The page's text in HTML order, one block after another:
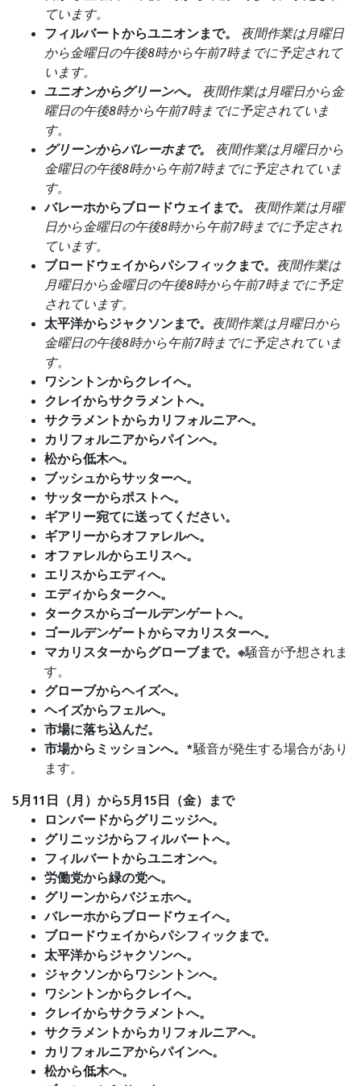
ています。
フィルバートからユニオンまで。
夜間作業は月曜日
から金曜日の午後8時から午前7時までに予定されて
います。
ユニオンからグリーンへ。
夜間作業は月曜日から金
曜日の午後8時から午前7時までに予定されていま
す。
グリーンからバレーホまで。
夜間作業は月曜日から
金曜日の午後8時から午前7時までに予定されていま
す。
バレーホからブロードウェイまで。
夜間作業は月曜
日から金曜日の午後8時から午前7時までに予定され
ています。
ブロードウェイからパシフィックまで。 夜間作業は
月曜日から金曜日の午後8時から午前7時までに予定
されています。
太平洋からジャクソンまで。 夜間作業は月曜日から
金曜日の午後8時から午前7時までに予定されていま
す。
ワシントンからクレイへ。
クレイからサクラメントへ。
サクラメントからカリフォルニアへ。
カリフォルニアからパインへ。
松から低木へ。
ブッシュからサッターへ。
サッターからポストへ。
ギアリー宛てに送ってください。
ギアリーからオファレルへ。
オファレルからエリスへ。
エリスからエディへ。
エディからタークへ。
タークスからゴールデンゲートへ。
ゴールデンゲートからマカリスターへ。
マカリスターからグローブまで。※騒音が予想されま
す。
グローブからヘイズへ。
ヘイズからフェルへ。
市場に落ち込んだ。
市場からミッションへ。 *騒音が発生する場合があり
ます。
5月11日（月）から5月15日（金）まで
ロンバードからグリニッジへ。
グリニッジからフィルバートへ。
フィルバートからユニオンへ。
労働党から緑の党へ。
グリーンからバジェホへ。
バレーホからブロードウェイへ。
ブロードウェイからパシフィックまで。
太平洋からジャクソンへ。
ジャクソンからワシントンへ。
ワシントンからクレイへ。
クレイからサクラメントへ。
サクラメントからカリフォルニアへ。
カリフォルニアからパインへ。
松から低木へ。